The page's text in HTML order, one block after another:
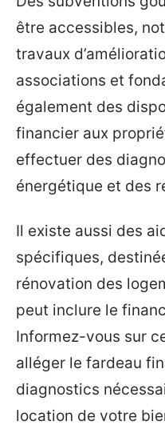
être accessibles,
travaux
associations et
également des
financier aux
effectuer des
énergétique et des
Il existe aussi des
spécifiques,
rénovation des
peut inclure le
Informez-vous sur
alléger le fardeau
diagnostics
location de votre